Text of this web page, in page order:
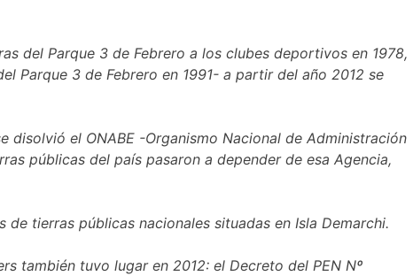
del Parque 3 de Febrero a los clubes deportivos en 1978,
Parque 3 de Febrero en 1991- a partir del año 2012 se
disolvió el ONABE -Organismo Nacional de Administración
públicas del país pasaron a depender de esa Agencia,
tierras públicas nacionales situadas en Isla Demarchi.
también tuvo lugar en 2012: el Decreto del PEN Nº